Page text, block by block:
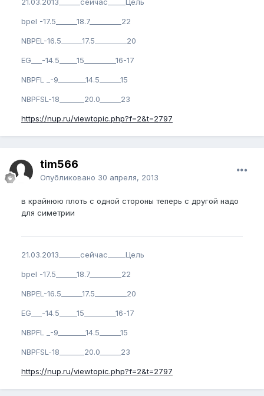
bpel -17.5______18.7_________22
NBPEL-16.5______17.5_________20
EG___-14.5_____15_________16-17
NBPFL _-9________14.5______15
NBPFSL-18_______20.0______23
https://nup.ru/viewtopic.php?f=2&t=2797
tim566
Опубликовано 30 апреля, 2013
в крайнюю плоть с одной стороны теперь с другой надо
для симетрии
21.03.2013______сейчас_____Цель
bpel -17.5______18.7_________22
NBPEL-16.5______17.5_________20
EG___-14.5_____15_________16-17
NBPFL _-9________14.5______15
NBPFSL-18_______20.0______23
https://nup.ru/viewtopic.php?f=2&t=2797